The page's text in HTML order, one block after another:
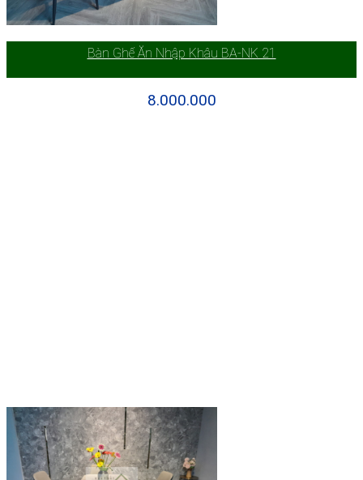
Bàn Ghế Ăn Nhập Khâu BA-NK 21
8.000.000